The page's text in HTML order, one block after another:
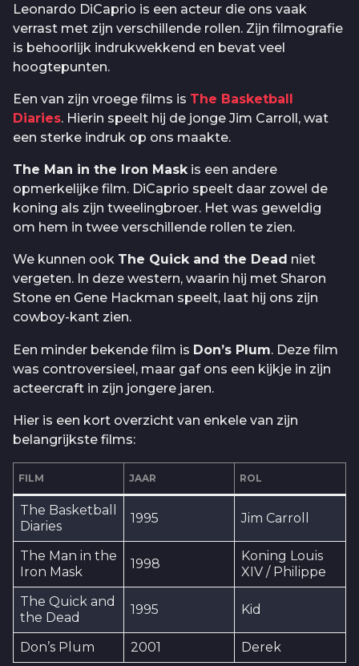
Leonardo DiCaprio is een acteur die ons vaak
verrast met zijn verschillende rollen. Zijn filmografie
is behoorlijk indrukwekkend en bevat veel
hoogtepunten.
Een van zijn vroege films is The Basketball
Diaries. Hierin speelt hij de jonge Jim Carroll, wat
een sterke indruk op ons maakte.
The Man in the Iron Maskis een andere
opmerkelijke film. DiCaprio speelt daar zowel de
koning als zijn tweelingbroer. Het was geweldig
om hem in twee verschillende rollen te zien.
We kunnen ook The Quick and the Dead niet
vergeten. In deze western, waarin hij met Sharon
Stone en Gene Hackman speelt, laat hij ons zijn
cowboy-kant zien.
Een minder bekende film is Don’s Plum. Deze film
was controversieel, maar gaf ons een kijkje in zijn
acteercraft in zijn jongere jaren.
Hier is een kort overzicht van enkele van zijn
belangrijkste films:
FILM JAAR ROL
The Basketball
Diaries
1995 Jim Carroll
The Man in the
Iron Mask
1998
Koning Louis
XIV / Philippe
The Quick and
the Dead
1995 Kid
Don’s Plum 2001 Derek